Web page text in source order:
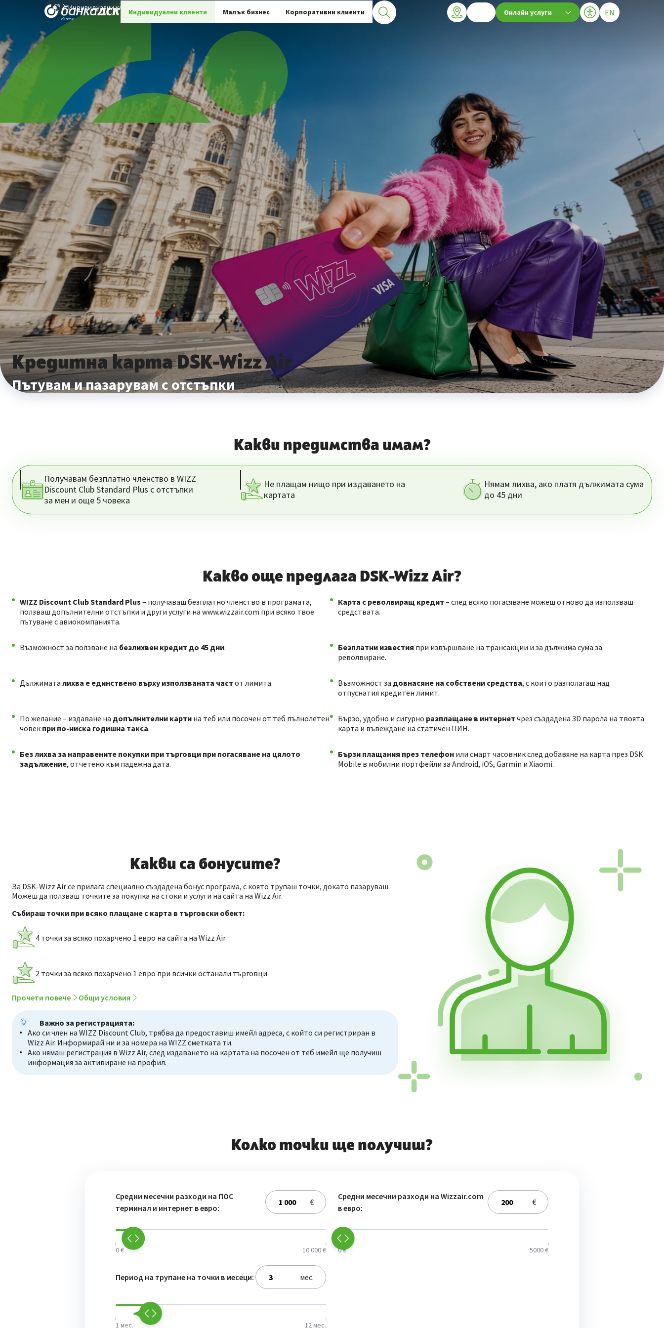
Индивидуални клиенти Малък бизнес Корпоративни клиенти Онлайн услуги
Текуща езикова
EN
Кредитна карта DSK-Wizz Air
Пътувам и пазарувам с отстъпки
Индивидуални клиенти Кредитни карти
Какви предимства имам?
Получавам безплатно членство в WIZZ
Discount Club Standard Plus с отстъпки
за мен и още 5 човека
Не плащам нищо при издаването на
картата
Нямам лихва, ако платя дължимата сума
до 45 дни
Какво още предлага DSK-Wizz Air?
WIZZ Discount Club Standard Plus – получаваш безплатно членство в програмата,
ползваш допълнителни отстъпки и други услуги на www.wizzair.com при всяко твое
пътуване с авиокомпанията.
Карта с револвиращ кредит – след всяко погасяване можеш отново да използваш
средствата.
Възможност за ползване на безлихвен кредит до 45 дни. Безплатни известия при извършване на трансакции и за дължима сума за
револвиране.
Дължимата лихва е единствено върху използваната част от лимита. Възможност за довнасяне на собствени средства, с които разполагаш над
отпуснатия кредитен лимит.
По желание – издаване на допълнителни карти на теб или посочен от теб пълнолетен
човек при по-ниска годишна такса.
Бързо, удобно и сигурно разплащане в интернет чрез създадена 3D парола на твоята
карта и въвеждане на статичен ПИН.
Без лихва за направените покупки при търговци при погасяване на цялото
задължение, отчетено към падежна дата.
Бързи плащания през телефон или смарт часовник след добавяне на карта през DSK
Mobile в мобилни портфейли за Android, iOS, Garmin и Xiaomi.
Какви са бонусите?
За DSK-Wizz Air се прилага специално създадена бонус програма, с която трупаш точки, докато пазаруваш.
Можеш да ползваш точките за покупка на стоки и услуги на сайта на Wizz Air.
Събираш точки при всяко плащане с карта в търговски обект:
4 точки за всяко похарчено 1 евро на сайта на Wizz Air
2 точки за всяко похарчено 1 евро при всички останали търговци
Прочети повече Общи условия
Важно за регистрацията:
Ако си член на WIZZ Discount Club, трябва да предоставиш имейл адреса, с който си регистриран в
Wizz Air. Информирай ни и за номера на WIZZ сметката ти.
Ако нямаш регистрация в Wizz Air, след издаването на картата на посочен от теб имейл ще получиш
информация за активиране на профил.
Колко точки ще получиш?
Средни месечни разходи на ПОС
терминал и интернет в евро:
€
0 € 10 000 €
Средни месечни разходи на Wizzair.com
в евро:
€
0 € 5000 €
Период на трупане на точки в месеци: мес.
1 мес. 12 мес.